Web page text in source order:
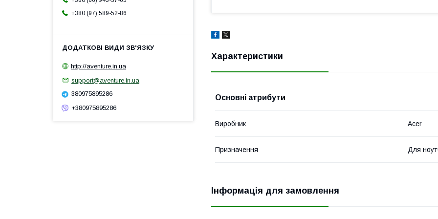
Характеристики
Основні атрибути
Виробник Acer
Призначення Для
Інформація для замовлення
+380 (97) 589-52-86
http://aventure.in.ua
support@aventure.in.ua
380975895286
+380975895286